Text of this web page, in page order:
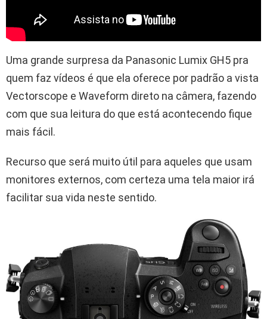
Uma grande surpresa da Panasonic Lumix GH5 pra
quem faz vídeos é que ela oferece por padrão a vista
Vectorscope e Waveform direto na câmera, fazendo
com que sua leitura do que está acontecendo fique
mais fácil.
Recurso que será muito útil para aqueles que usam
monitores externos, com certeza uma tela maior irá
facilitar sua vida neste sentido.